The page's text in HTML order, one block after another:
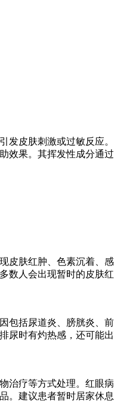
发皮肤刺激或过敏反
效果。其挥发性成分
肤红肿、色素沉着
数人会出现暂时的皮
括尿道炎、膀胱炎
尿时有灼热感，还可
疗等方式处理。红
建议患者暂时居家